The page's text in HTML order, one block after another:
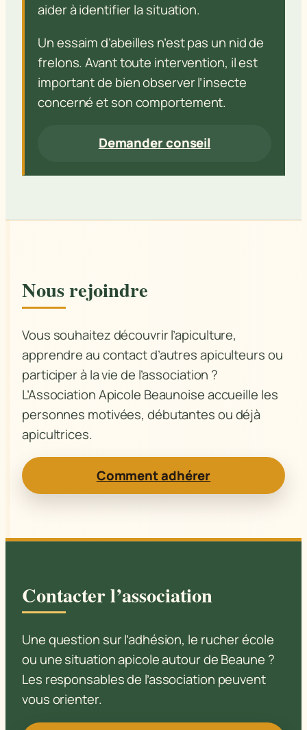
aider à identifier la situation.
Un essaim d’abeilles n’est pas un nid de
frelons. Avant toute intervention, il est
important de bien observer l’insecte
concerné et son comportement.
Demander conseil
Nous rejoindre
Vous souhaitez découvrir l’apiculture,
apprendre au contact d’autres apiculteurs ou
participer à la vie de l’association ?
L’Association Apicole Beaunoise accueille les
personnes motivées, débutantes ou déjà
apicultrices.
Comment adhérer
Contacter l’association
Une question sur l’adhésion, le rucher école
ou une situation apicole autour de Beaune ?
Les responsables de l’association peuvent
vous orienter.